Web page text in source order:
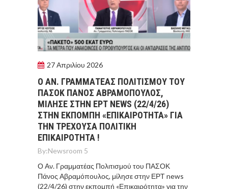
27 Απριλίου 2026
Ο ΑΝ. ΓΡΑΜΜΑΤΕΑΣ ΠΟΛΙΤΙΣΜΟΥ ΤΟΥ
ΠΑΣΟΚ ΠΑΝΟΣ ΑΒΡΑΜΟΠΟΥΛΟΣ,
ΜΙΛΗΣΕ ΣΤΗΝ ΕΡΤ NEWS (22/4/26)
ΣΤΗΝ ΕΚΠΟΜΠΗ «ΕΠΙΚΑΙΡΟΤΗΤΑ» ΓΙΑ
ΤΗΝ ΤΡΕΧΟΥΣΑ ΠΟΛΙΤΙΚΗ
ΕΠΙΚΑΙΡΟΤΗΤΑ !
By:Newsroom 5
Ο Αν. Γραμματέας Πολιτισμού του ΠΑΣΟΚ
Πάνος Αβραμόπουλος, μίλησε στην ΕΡΤ news
(22/4/26) στην εκπομπή «Επικαιρότητα» για την